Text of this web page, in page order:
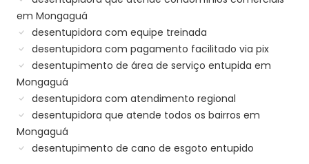
em Mongaguá
desentupidora com equipe treinada
desentupidora com pagamento facilitado via pix
desentupimento de área de serviço entupida em
Mongaguá
desentupidora com atendimento regional
desentupidora que atende todos os bairros em
Mongaguá
desentupimento de cano de esgoto entupido